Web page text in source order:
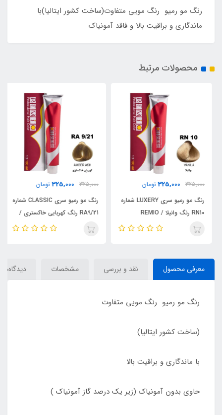
رنگ مو رمیو رنگ مویی متفاوت(ساخت کشور ایتالیا)با
ماندگاری و براقیت بالا و فاقد آمونیاک
محصولات مرتبط
325,000
325,000 تومان
رنگ مو رمیو سری LUXERY شماره
RN10 رنگ وانیلا / REMIO
325,000
325,000 تومان
رنگ مو رمیو سری CLASSIC شماره
RA9/21 رنگ کهربایی خاکستری /
REMIO
معرفی محصول نقد و بررسی مشخصات دیدگاه‌ها
رنگ مو رمیو رنگ مویی متفاوت
(ساخت کشور ایتالیا)
با ماندگاری و براقیت بالا
حاوی بدون آمونیاک (زیر یک درصد گاز آمونیاک )